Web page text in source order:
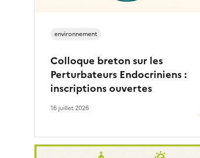
Colloque breton sur les
Perturbateurs Endocriniens :
inscriptions ouvertes
environnement
16 juillet 2026